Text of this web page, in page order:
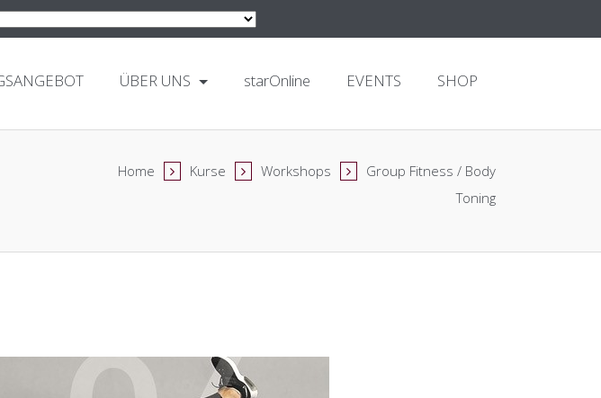
ÜBER UNS starOnline EVENTS SHOP
Home Kurse Workshops
Group Fitness / Body
Toning